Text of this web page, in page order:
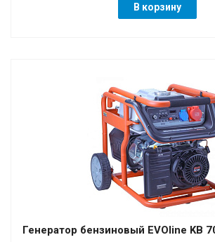
В корзину
Генератор бензиновый EVOline KB